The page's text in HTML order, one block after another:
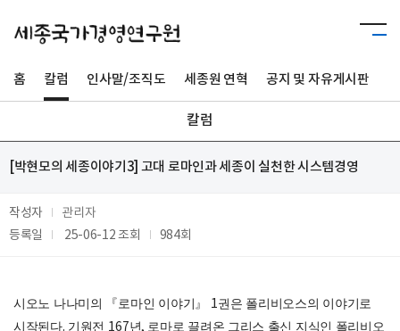
홈 칼럼 인사말/조직도 세종원 연혁 공지 및 자유게시판
칼럼
[박현모의 세종이야기3] 고대 로마인과 세종이 실천한 시스템경영
작성자
관리자
등록일
25-06-12조회 984회
시오노 나나미의 『 로마인 이야기 』 1권은 폴리비오스의 이야기로
시작된다. 기원전 167년, 로마로 끌려온 그리스 출신 지식인 폴리비오